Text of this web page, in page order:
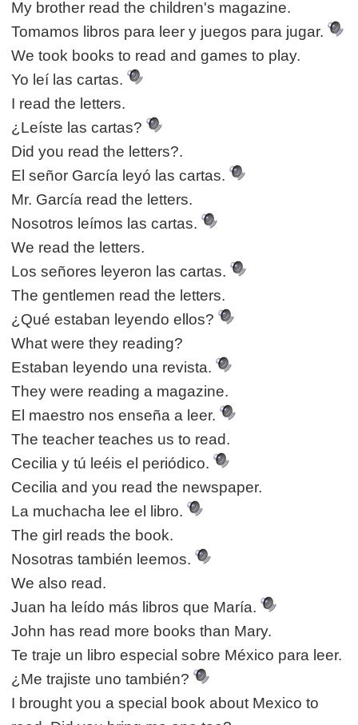
My brother read the children's magazine.
Tomamos libros para leer y juegos para jugar.
We took books to read and games to play.
Yo leí las cartas.
I read the letters.
¿Leíste las cartas?
Did you read the letters?.
El señor García leyó las cartas.
Mr. García read the letters.
Nosotros leímos las cartas.
We read the letters.
Los señores leyeron las cartas.
The gentlemen read the letters.
¿Qué estaban leyendo ellos?
What were they reading?
Estaban leyendo una revista.
They were reading a magazine.
El maestro nos enseña a leer.
The teacher teaches us to read.
Cecilia y tú leéis el periódico.
Cecilia and you read the newspaper.
La muchacha lee el libro.
The girl reads the book.
Nosotras también leemos.
We also read.
Juan ha leído más libros que María.
John has read more books than Mary.
Te traje un libro especial sobre México para leer.
¿Me trajiste uno también?
I brought you a special book about Mexico to